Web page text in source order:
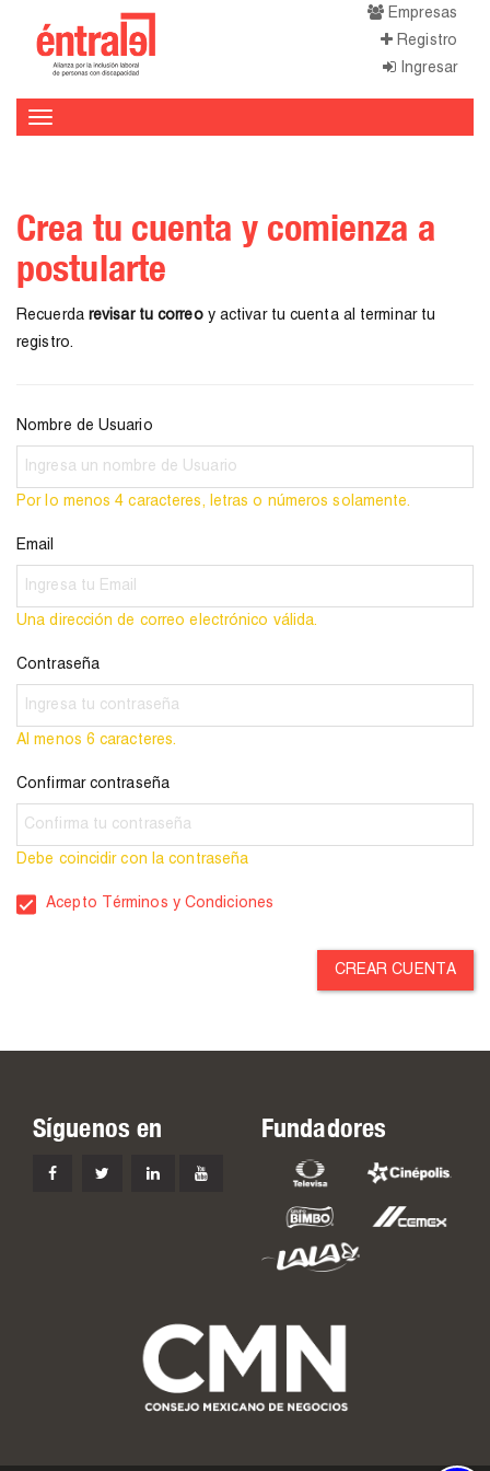
Empresas
Registro
Ingresar
Crea tu cuenta y comienza a
postularte
Recuerda revisar tu correoy activar tu cuenta al terminar tu
registro.
Nombre de Usuario
Por lo menos 4 caracteres, letras o números solamente.
Email
Una dirección de correo electrónico válida.
Contraseña
Al menos 6 caracteres.
Confirmar contraseña
Debe coincidir con la contraseña
Acepto Términos y Condiciones
Síguenos en Fundadores